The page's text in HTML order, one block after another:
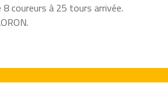
8 coureurs à 25 tours arrivée.